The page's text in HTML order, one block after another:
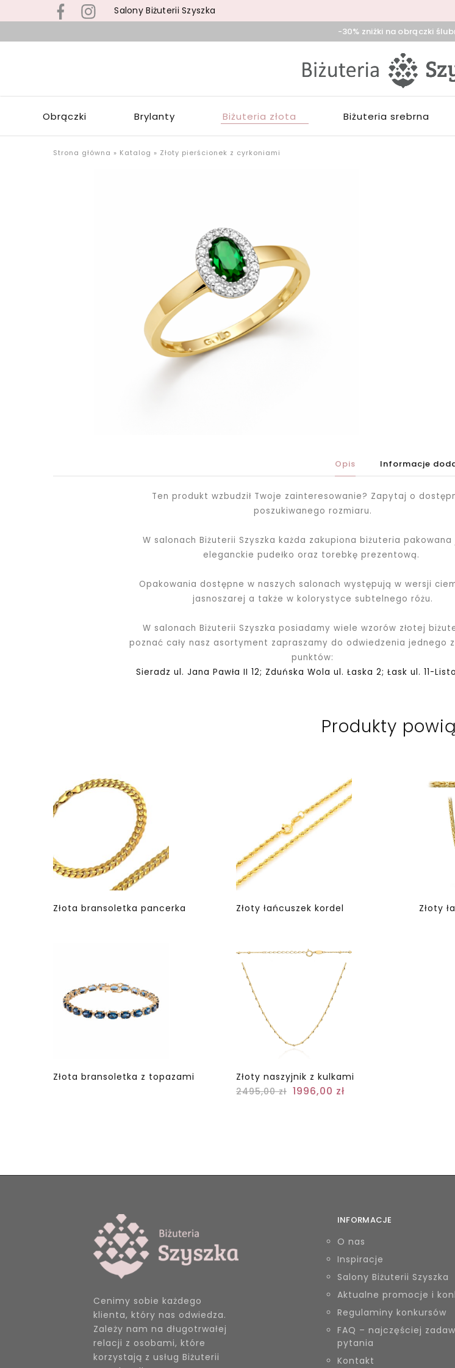
Salony Biżuterii Szyszka
-30% zniżki na obrączki
Biżuteria
Wola,
Łask
srebrną,
pozłacaną,
upominki
Obrączki Brylanty Biżuteria złota Biżuteria srebrna
Strona główna » Katalog » Złoty pierścionek z cyrkoniami
Opis Informacje
Ten produkt wzbudził Twoje zainteresowanie? Zapytaj o
poszukiwanego rozmiaru.
W salonach Biżuterii Szyszka każda zakupiona biżuteria pakowana
eleganckie pudełko oraz torebkę prezentową.
Opakowania dostępne w naszych salonach występują w wersji
jasnoszarej a także w kolorystyce subtelnego różu.
W salonach Biżuterii Szyszka posiadamy wiele wzorów złotej
poznać cały nasz asortyment zapraszamy do odwiedzenia jednego
punktów:
Sieradz ul. Jana Pawła II 12; Zduńska Wola ul. Łaska 2; Łask ul. 11-
Produkty
Złota bransoletka pancerka Złoty łańcuszek kordel Złoty
Złota bransoletka z topazami
Złoty naszyjnik z kulkami
2495,00zł 1996,00 zł
Cenimy sobie każdego
klienta, który nas odwiedza.
Zależy nam na długotrwałej
relacji z osobami, które
korzystają z usług Biżuterii
INFORMACJE
O nas
Inspiracje
Salony Biżuterii Szyszka
Aktualne promocje i
Regulaminy konkursów
FAQ – najczęściej
pytania
Kontakt